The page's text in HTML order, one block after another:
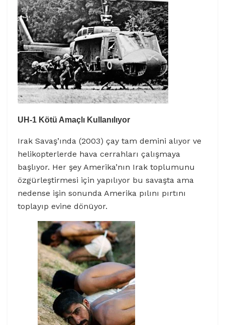
UH-1 Kötü Amaçlı Kullanılıyor
Irak Savaş’ında (2003) çay tam demini alıyor ve
helikopterlerde hava cerrahları çalışmaya
başlıyor. Her şey Amerika’nın Irak toplumunu
özgürleştirmesi için yapılıyor bu savaşta ama
nedense işin sonunda Amerika pılını pırtını
toplayıp evine dönüyor.